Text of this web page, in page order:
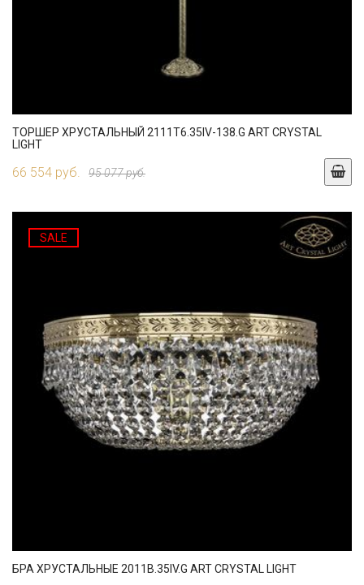
ТОРШЕР ХРУСТАЛЬНЫЙ 2111T6.35IV-138.G ART CRYSTAL
LIGHT
66 554 руб. 95 077 руб.
SALE
БРА ХРУСТАЛЬНЫЕ 2011B.35IV.G ART CRYSTAL LIGHT